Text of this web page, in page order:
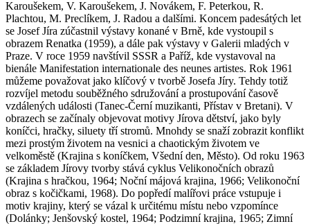
Karoušekem, V. Karoušekem, J. Novákem, F. Peterkou, R.
Plachtou, M. Preclíkem, J. Radou a dalšími. Koncem padesátých let
se Josef Jíra zúčastnil výstavy konané v Brně, kde vystoupil s
obrazem Renatka (1959), a dále pak výstavy v Galerii mladých v
Praze. V roce 1959 navštívil SSSR a Paříž, kde vystavoval na
bienále Manifestation internationale des neunes artistes. Rok 1961
můžeme považovat jako klíčový v tvorbě Josefa Jíry. Tehdy totiž
rozvíjel metodu souběžného sdružování a prostupování časově
vzdálených události (Tanec-Černí muzikanti, Přístav v Bretani). V
obrazech se začínaly objevovat motivy Jírova dětství, jako byly
koníčci, hračky, siluety tří stromů. Mnohdy se snaží zobrazit konflikt
mezi prostým životem na vesnici a chaotickým životem ve
velkoměstě (Krajina s koníčkem, Všední den, Město). Od roku 1963
se základem Jírovy tvorby stává cyklus Velikonočních obrazů
(Krajina s hračkou, 1964; Noční májová krajina, 1966; Velikonoční
obraz s kočičkami, 1968). Do popředí malířovi práce vstupuje i
motiv krajiny, který se vázal k určitému místu nebo vzpomínce
(Dolánky; Jenšovský kostel, 1964; Podzimní krajina, 1965; Zimní